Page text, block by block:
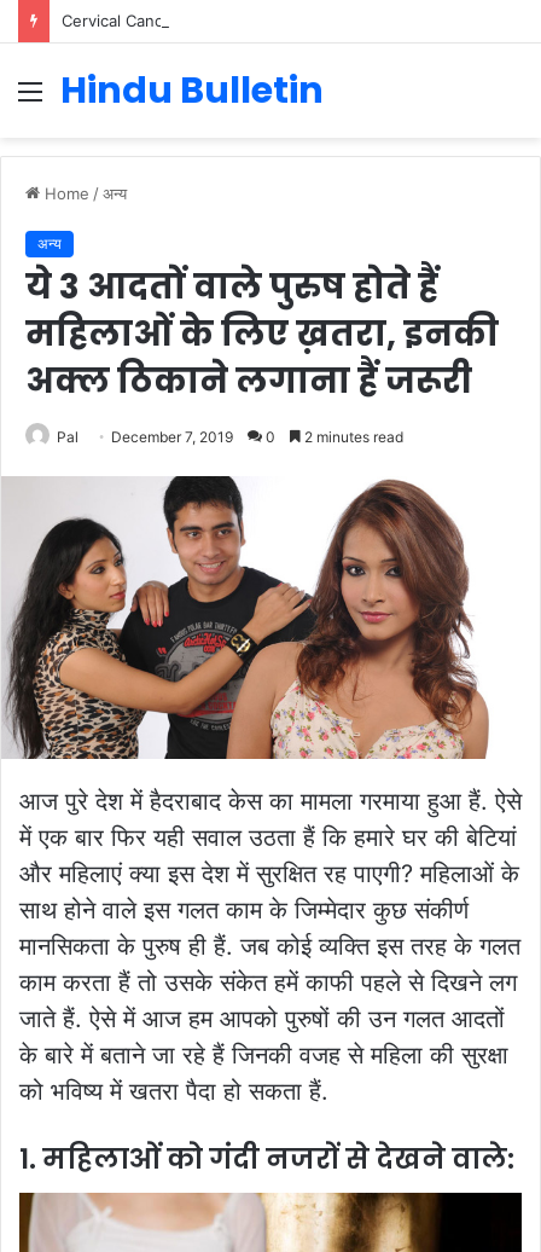
Menu
Hindu Bulletin
Home /अन्य
अन्य
ये 3 आदतों वाले पुरुष होते हैं
महिलाओं के लिए ख़तरा, इनकी
अक्ल ठिकाने लगाना हैं जरूरी
Pal December 7, 2019 0 2 minutes read
आज पुरे देश में हैदराबाद केस का मामला गरमाया हुआ हैं. ऐसे
में एक बार फिर यही सवाल उठता हैं कि हमारे घर की बेटियां
और महिलाएं क्या इस देश में सुरक्षित रह पाएगी? महिलाओं के
साथ होने वाले इस गलत काम के जिम्मेदार कुछ संकीर्ण
मानसिकता के पुरुष ही हैं. जब कोई व्यक्ति इस तरह के गलत
काम करता हैं तो उसके संकेत हमें काफी पहले से दिखने लग
जाते हैं. ऐसे में आज हम आपको पुरुषों की उन गलत आदतों
के बारे में बताने जा रहे हैं जिनकी वजह से महिला की सुरक्षा
को भविष्य में खतरा पैदा हो सकता हैं.
1. महिलाओं को गंदी नजरों से देखने वाले: